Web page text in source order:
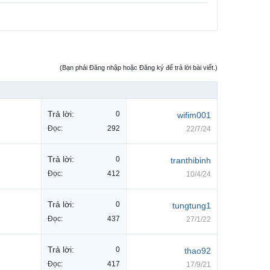
(Bạn phải Đăng nhập hoặc Đăng ký để trả lời bài viết.)
Trả lời:
0
Đọc:
292
wifim001
22/7/24
Trả lời:
0
Đọc:
412
tranthibinh
10/4/24
Trả lời:
0
Đọc:
437
tungtung1
27/1/22
Trả lời:
0
Đọc:
417
thao92
17/9/21